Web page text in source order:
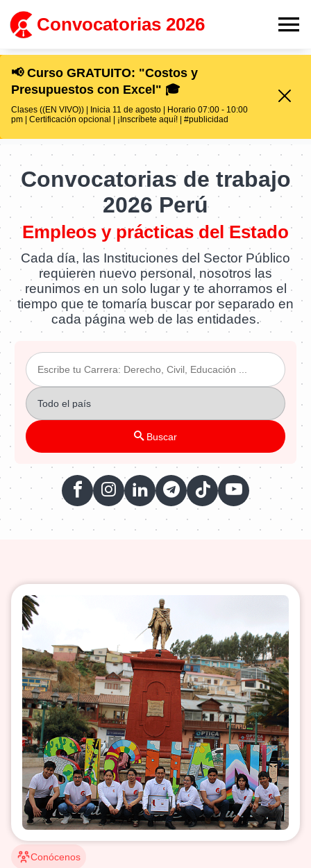
Convocatorias 2026
📢 Curso GRATUITO: "Costos y
Presupuestos con Excel" 🎓
Clases ((EN VIVO)) | Inicia 11 de agosto | Horario 07:00 - 10:00
pm | Certificación opcional | ¡Inscríbete aquí! | #publicidad
Convocatorias de trabajo
2026 Perú
Empleos y prácticas del Estado
Cada día, las Instituciones del Sector Público
requieren nuevo personal, nosotros las
reunimos en un solo lugar y te ahorramos el
tiempo que te tomaría buscar por separado en
cada página web de las entidades.
Buscar
Conócenos